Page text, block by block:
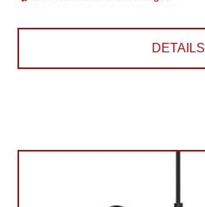
DETAILS